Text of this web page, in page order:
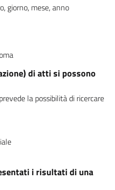
giorno, mese, anno
di atti si possono
la possibilità di ricercare
i risultati di una